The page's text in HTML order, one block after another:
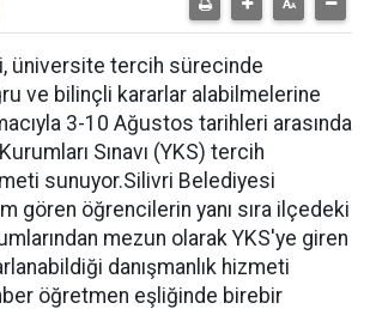
üniversite tercih sürecinde
ve bilinçli kararlar alabilmelerine
3-10 Ağustos tarihleri arasında
Sınavı (YKS) tercih
sunuyor.Silivri Belediyesi
gören öğrencilerin yanı sıra ilçedeki
mezun olarak YKS'ye giren
danışmanlık hizmeti
öğretmen eşliğinde birebir